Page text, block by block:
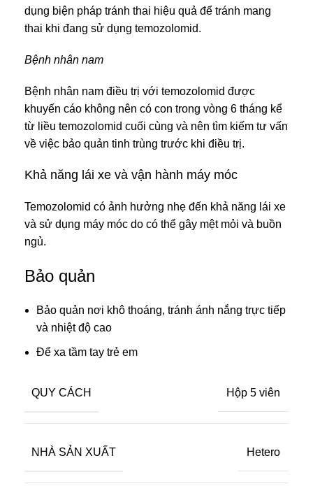
dụng biện pháp tránh thai hiệu quả để tránh mang
thai khi đang sử dụng temozolomid.
Bệnh nhân nam
Bệnh nhân nam điều trị với temozolomid được
khuyến cáo không nên có con trong vòng 6 tháng kể
từ liều temozolomid cuối cùng và nên tìm kiếm tư vấn
về việc bảo quản tinh trùng trước khi điều trị.
Khả năng lái xe và vận hành máy móc
Temozolomid có ảnh hưởng nhẹ đến khả năng lái xe
và sử dụng máy móc do có thể gây mệt mỏi và buồn
ngủ.
Bảo quản
Bảo quản nơi khô thoáng, tránh ánh nắng trực tiếp
và nhiệt độ cao
Để xa tầm tay trẻ em
QUY CÁCH Hộp 5 viên
NHÀ SẢN XUẤT Hetero